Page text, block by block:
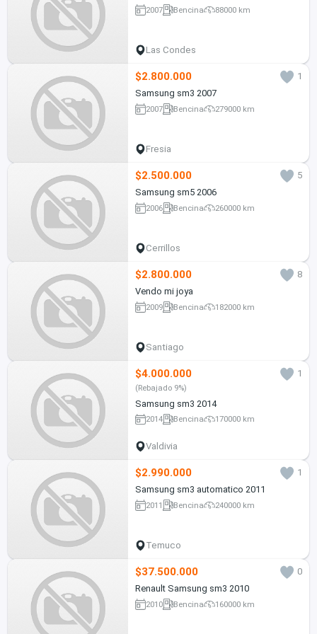
2007 Bencina 88000 km
Las Condes
$2.800.000
1
Samsung sm3 2007
2007 Bencina 279000 km
Fresia
$2.500.000
5
Samsung sm5 2006
2006 Bencina 260000 km
Cerrillos
$2.800.000
8
Vendo mi joya
2009 Bencina 182000 km
Santiago
$4.000.000 1
(Rebajado 9%)
Samsung sm3 2014
2014 Bencina 170000 km
Valdivia
$2.990.000
1
Samsung sm3 automatico 2011
2011 Bencina 240000 km
Temuco
$37.500.000
0
Renault Samsung sm3 2010
2010 Bencina 160000 km